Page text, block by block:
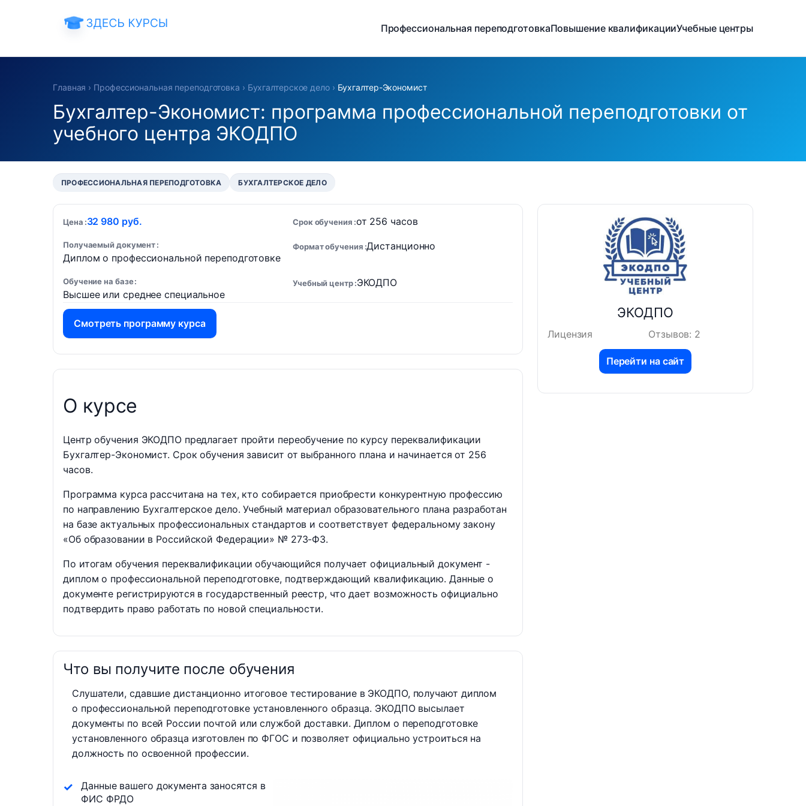
Профессиональная переподготовкаПовышение квалификацииУчебные центры
Главная › Профессиональная переподготовка › Бухгалтерское дело› Бухгалтер-Экономист
Бухгалтер-Экономист: программа профессиональной переподготовки от
учебного центра ЭКОДПО
ПРОФЕССИОНАЛЬНАЯ ПЕРЕПОДГОТОВКА БУХГАЛТЕРСКОЕ ДЕЛО
Цена 32 980 руб. Срок обучения от 256 часов
Получаемый документ
Диплом о профессиональной переподготовке
Формат обучения Дистанционно
Обучение на базе
Высшее или среднее специальное
Учебный центр ЭКОДПО
Смотреть программу курса
О курсе
Центр обучения ЭКОДПО предлагает пройти переобучение по курсу переквалификации
Бухгалтер-Экономист. Срок обучения зависит от выбранного плана и начинается от 256
часов.
Программа курса рассчитана на тех, кто собирается приобрести конкурентную профессию
по направлению Бухгалтерское дело. Учебный материал образовательного плана разработан
на базе актуальных профессиональных стандартов и соответствует федеральному закону
«Об образовании в Российской Федерации» № 273-ФЗ.
По итогам обучения переквалификации обучающийся получает официальный документ -
диплом о профессиональной переподготовке, подтверждающий квалификацию. Данные о
документе регистрируются в государственный реестр, что дает возможность официально
подтвердить право работать по новой специальности.
Что вы получите после обучения
Слушатели, сдавшие дистанционно итоговое тестирование в ЭКОДПО, получают диплом
о профессиональной переподготовке установленного образца. ЭКОДПО высылает
документы по всей России почтой или службой доставки. Диплом о переподготовке
установленного образца изготовлен по ФГОС и позволяет официально устроиться на
должность по освоенной профессии.
Данные вашего документа заносятся в
ФИС ФРДО
ЭКОДПО
Лицензия Отзывов: 2
Перейти на сайт